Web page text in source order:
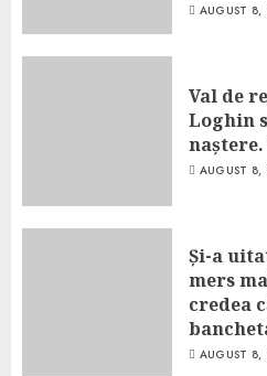
AUGUST
Val de
Loghin
AUGUST
Și-a
mers
credea
AUGUST